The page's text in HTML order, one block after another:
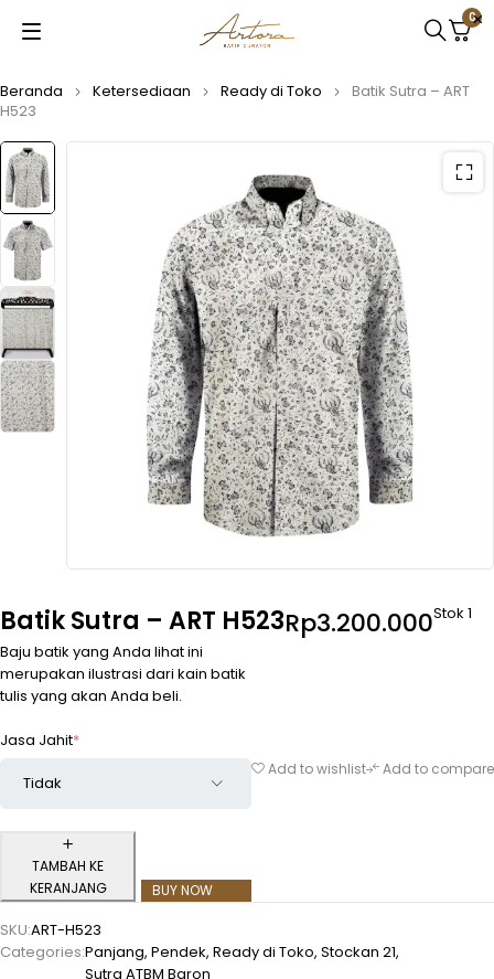
0
Beranda Ketersediaan Ready di Toko
Batik Sutra – ART
H523
Batik Sutra – ART H523Rp3.200.000Stok 1
Baju batik yang Anda lihat ini
merupakan ilustrasi dari kain batik
tulis yang akan Anda beli.
Jasa Jahit*
TAMBAH KE
KERANJANG
BUY NOW
Add to wishlist Add to compare
SKU:ART-H523
Categories:Panjang, Pendek, Ready di Toko, Stockan 21,
Sutra ATBM Baron